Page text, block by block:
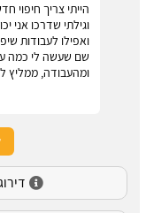
הייתי צריך
וגילתי שדרכו אני
ואפילו לעבודות
שם שעשה לי כמה
ומהעבודה, ממליץ
דירוג